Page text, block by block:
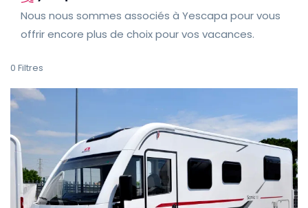
Nous nous sommes associés à Yescapa pour vous
offrir encore plus de choix pour vos vacances.
0 Filtres